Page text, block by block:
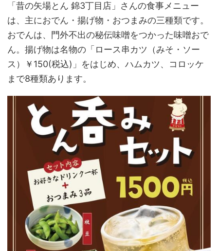
「昔の矢場とん 錦3丁目店」さんの食事メニュー
は、主におでん・揚げ物・おつまみの三種類です。
おでんは、門外不出の秘伝味噌をつかった味噌おで
ん。揚げ物は名物の「ロース串カツ（みそ・ソー
ス）￥150(税込)」をはじめ、ハムカツ、コロッケ
まで8種類あります。